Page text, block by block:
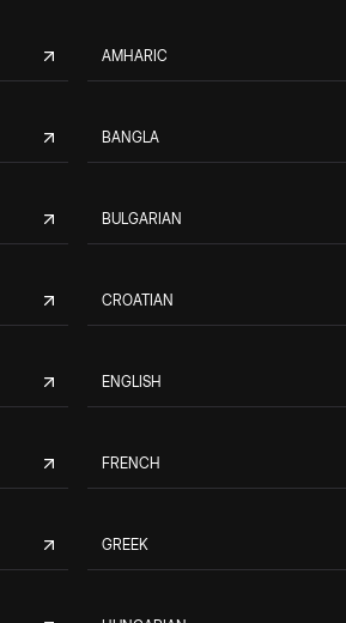
AMHARIC
BANGLA
BULGARIAN
CROATIAN
ENGLISH
FRENCH
GREEK